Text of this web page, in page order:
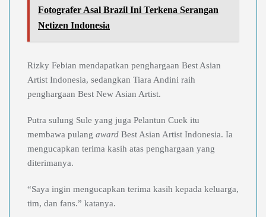
Fotografer Asal Brazil Ini Terkena Serangan
Netizen Indonesia
Rizky Febian mendapatkan penghargaan Best Asian
Artist Indonesia, sedangkan Tiara Andini raih
penghargaan Best New Asian Artist.
Putra sulung Sule yang juga Pelantun Cuek itu
membawa pulang award Best Asian Artist Indonesia. Ia
mengucapkan terima kasih atas penghargaan yang
diterimanya.
“Saya ingin mengucapkan terima kasih kepada keluarga,
tim, dan fans.” katanya.